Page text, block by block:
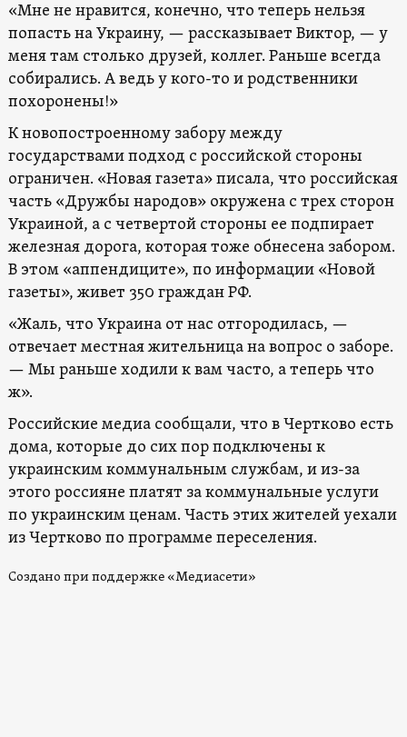
«Мне не нравится, конечно, что теперь нельзя
попасть на Украину, — рассказывает Виктор, — у
меня там столько друзей, коллег. Раньше всегда
собирались. А ведь у кого-то и родственники
похоронены!»
К новопостроенному забору между
государствами подход с российской стороны
ограничен. «Новая газета» писала, что российская
часть «Дружбы народов» окружена с трех сторон
Украиной, а с четвертой стороны ее подпирает
железная дорога, которая тоже обнесена забором.
В этом «аппендиците», по информации «Новой
газеты», живет 350 граждан РФ.
«Жаль, что Украина от нас отгородилась, —
отвечает местная жительница на вопрос о заборе.
— Мы раньше ходили к вам часто, а теперь что
ж».
Российские медиа сообщали, что в Чертково есть
дома, которые до сих пор подключены к
украинским коммунальным службам, и из-за
этого россияне платят за коммунальные услуги
по украинским ценам. Часть этих жителей уехали
из Чертково по программе переселения.
Создано при поддержке «Медиасети»